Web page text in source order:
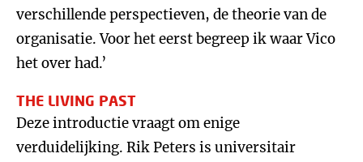
verschillende perspectieven, de theorie van de
organisatie. Voor het eerst begreep ik waar Vico
het over had.’
THE LIVING PAST
Deze introductie vraagt om enige
verduidelijking. Rik Peters is universitair